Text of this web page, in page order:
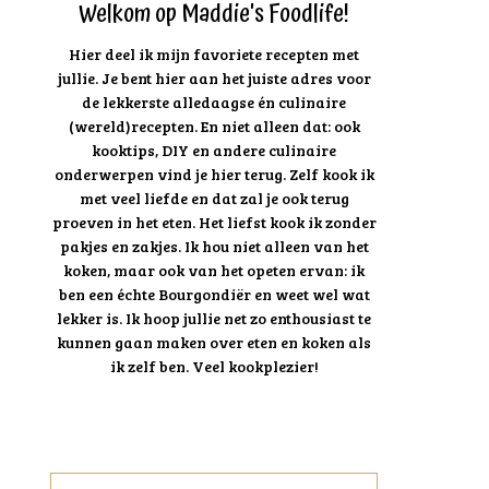
Welkom op Maddie's Foodlife!
Hier deel ik mijn favoriete recepten met
jullie. Je bent hier aan het juiste adres voor
de lekkerste alledaagse én culinaire
(wereld)recepten. En niet alleen dat: ook
kooktips, DIY en andere culinaire
onderwerpen vind je hier terug. Zelf kook ik
met veel liefde en dat zal je ook terug
proeven in het eten. Het liefst kook ik zonder
pakjes en zakjes. Ik hou niet alleen van het
koken, maar ook van het opeten ervan: ik
ben een échte Bourgondiër en weet wel wat
lekker is. Ik hoop jullie net zo enthousiast te
kunnen gaan maken over eten en koken als
ik zelf ben. Veel kookplezier!